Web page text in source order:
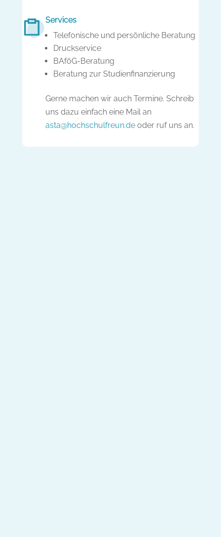
Services
Telefonische und persönliche Beratung
Druckservice
BAföG-Beratung
Beratung zur Studienfinanzierung
Gerne machen wir auch Termine. Schreib
uns dazu einfach eine Mail an
asta@hochschulfreun.deoder ruf uns an.